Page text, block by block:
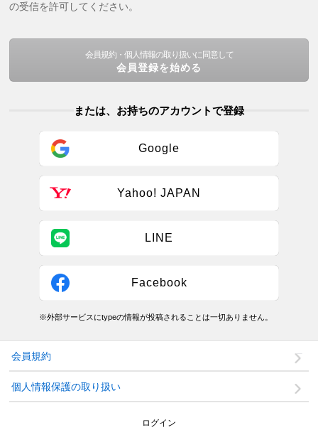
の受信を許可してください。
会員規約・個人情報の取り扱いに同意して
会員登録を始める
または、お持ちのアカウントで登録
Google
Yahoo! JAPAN
LINE
Facebook
※外部サービスにtypeの情報が投稿されることは一切ありません。
会員規約
個人情報保護の取り扱い
ログイン